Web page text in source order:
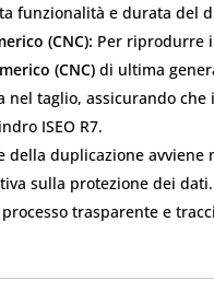
funzionalità e durata del
(CNC): Per riprodurre
(CNC) di ultima
taglio, assicurando
ISEO R7.
della duplicazione
sulla protezione dei
trasparente e